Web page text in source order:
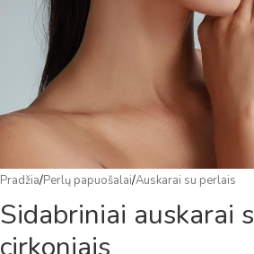
Pradžia/Perlų papuošalai/Auskarai su perlais
Sidabriniai auskarai